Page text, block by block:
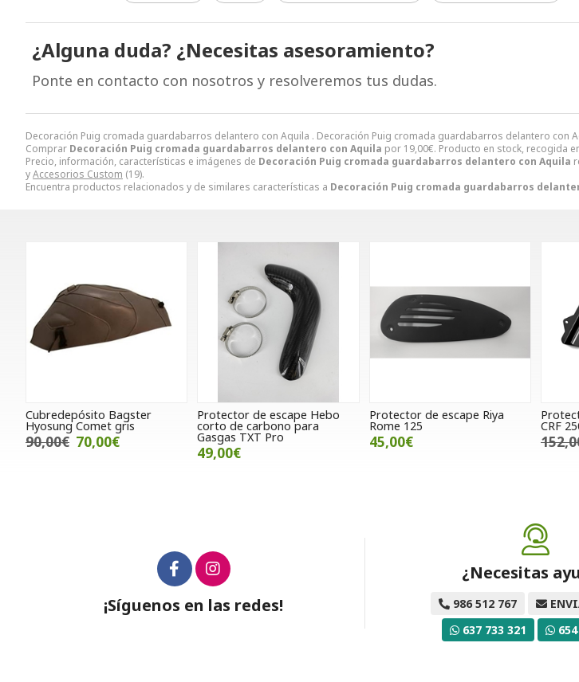
Decoración Puig cromada guardabarros delantero con Aquila . Decoración Puig cromada guardabarros delantero con
Comprar Decoración Puig cromada guardabarros delantero con Aquila por 19,00€. Producto en stock, recogida
Precio, información, características e imágenes de Decoración Puig cromada guardabarros delantero con Aquila
yAccesorios Custom (19).
Encuentra productos relacionados y de similares características a Decoración Puig cromada guardabarros
¿Alguna duda? ¿Necesitas asesoramiento?
Ponte en contacto con nosotros y resolveremos tus dudas.
Cubredepósito Bagster
Hyosung Comet gris
90,00€ 70,00€
Protector de escape Hebo
corto de carbono para
Gasgas TXT Pro
49,00€
Protector de escape Riya
Rome 125
45,00€
CRF
¡Síguenos en las redes!
¿Necesitas
986 512 767
637 733 321